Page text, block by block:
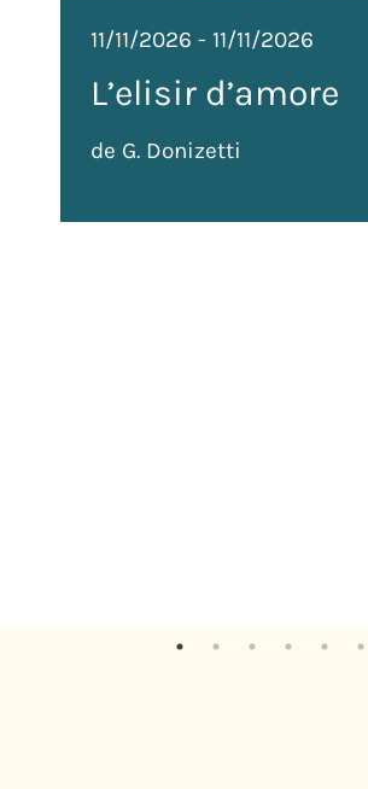
11/11/2026 - 11/11/2026
L’elisir d’amore
de G. Donizetti